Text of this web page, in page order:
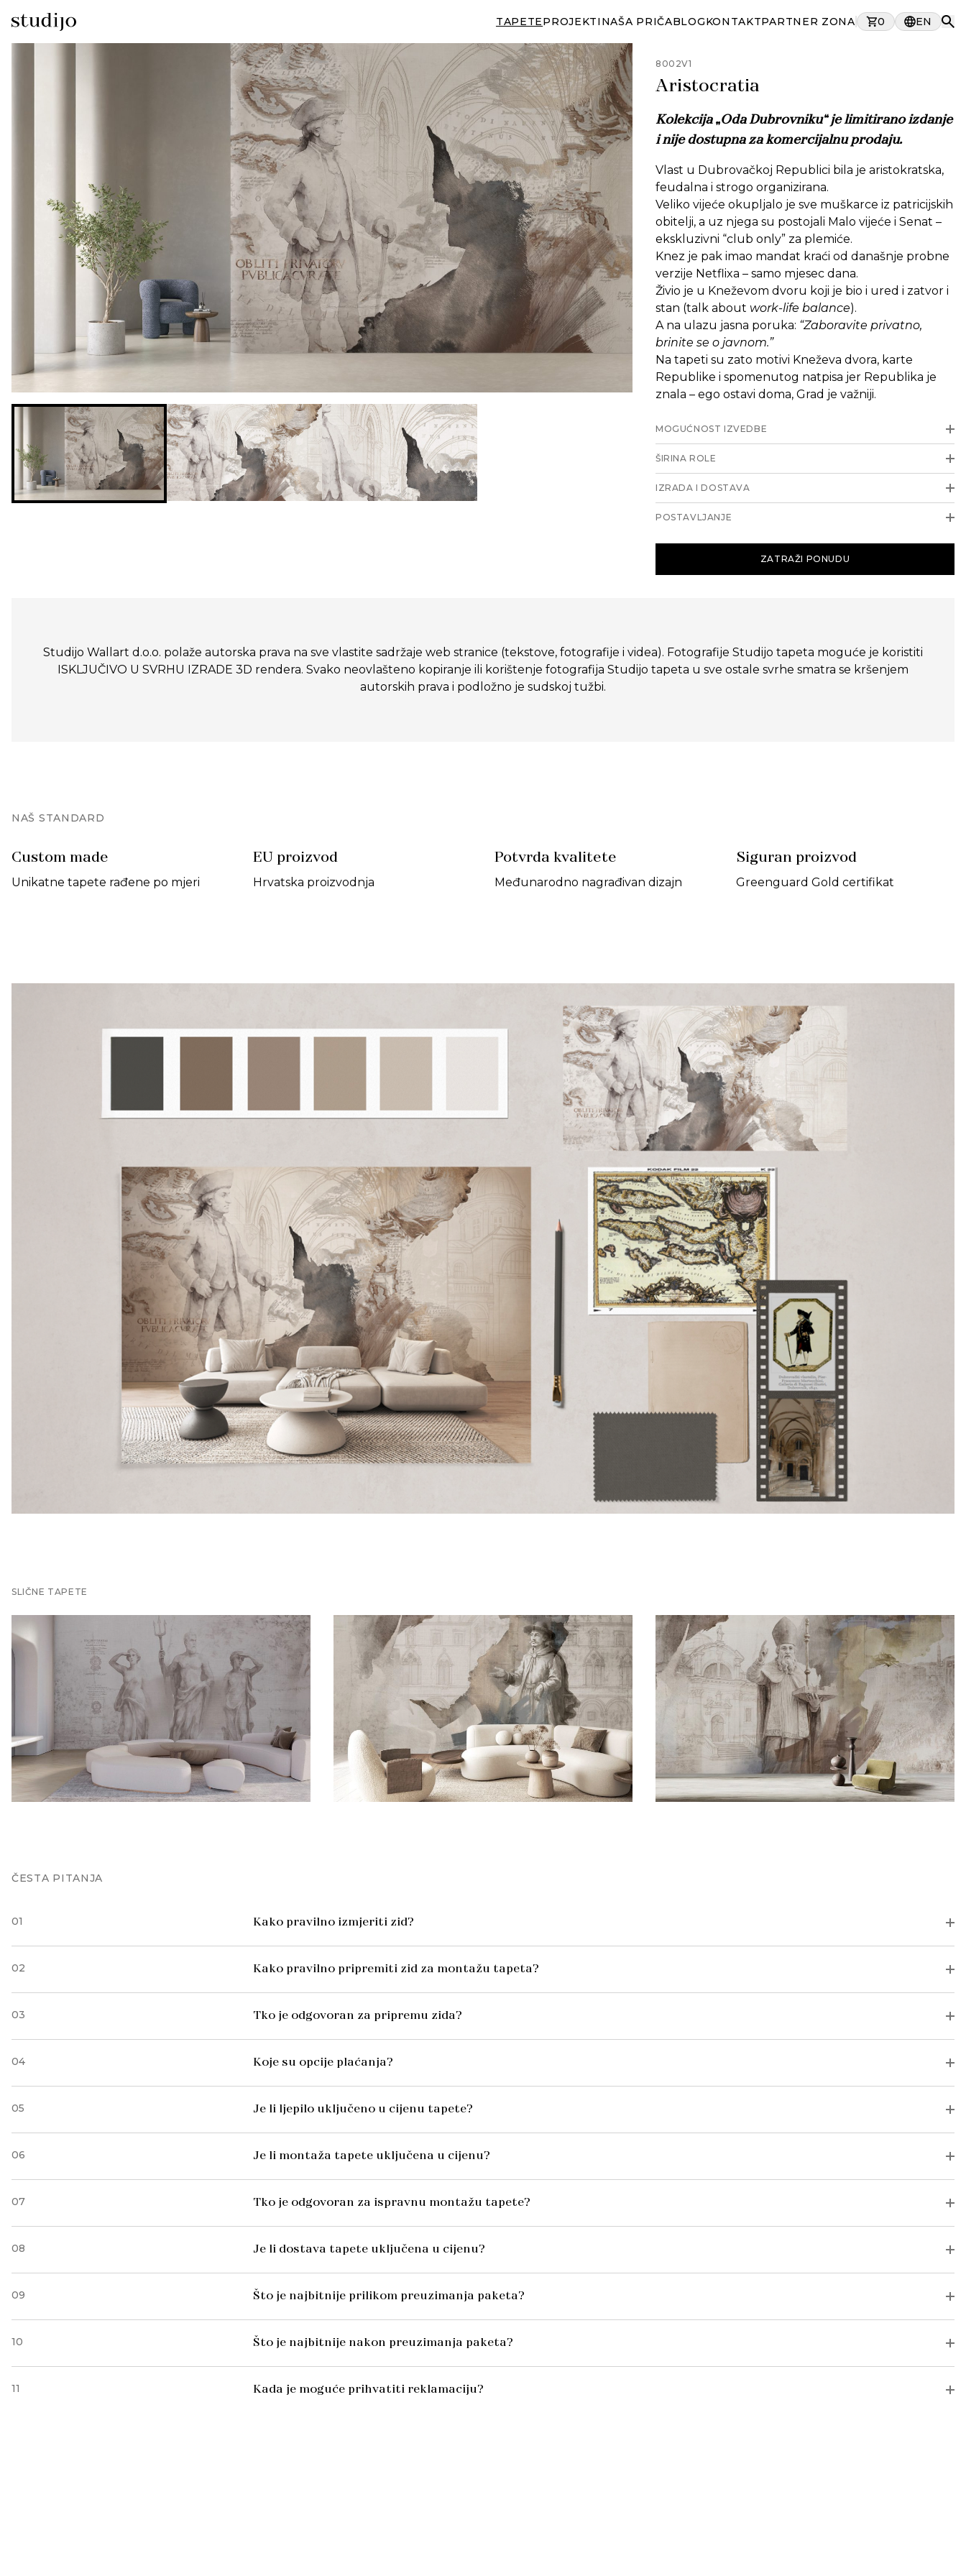
TAPETEPROJEKTINAŠA PRIČABLOGKONTAKTPARTNER ZONA 0 EN
8002V1
Aristocratia
Kolekcija „Oda Dubrovniku“ je limitirano izdanje
i nije dostupna za komercijalnu prodaju.
Vlast u Dubrovačkoj Republici bila je aristokratska,
feudalna i strogo organizirana.
Veliko vijeće okupljalo je sve muškarce iz patricijskih
obitelji, a uz njega su postojali Malo vijeće i Senat –
ekskluzivni “club only” za plemiće.
Knez je pak imao mandat kraći od današnje probne
verzije Netflixa – samo mjesec dana.
Živio je u Kneževom dvoru koji je bio i ured i zatvor i
stan (talk about work-life balance).
A na ulazu jasna poruka: “Zaboravite privatno,
brinite se o javnom.”
Na tapeti su zato motivi Kneževa dvora, karte
Republike i spomenutog natpisa jer Republika je
znala – ego ostavi doma, Grad je važniji.
MOGUĆNOST IZVEDBE
ŠIRINA ROLE
IZRADA I DOSTAVA
POSTAVLJANJE
ZATRAŽI PONUDU
Studijo Wallart d.o.o. polaže autorska prava na sve vlastite sadržaje web stranice (tekstove, fotografije i videa). Fotografije Studijo tapeta moguće je koristiti
ISKLJUČIVO U SVRHU IZRADE 3D rendera. Svako neovlašteno kopiranje ili korištenje fotografija Studijo tapeta u sve ostale svrhe smatra se kršenjem
autorskih prava i podložno je sudskoj tužbi.
NAŠ STANDARD
Custom made
Unikatne tapete rađene po mjeri
EU proizvod
Hrvatska proizvodnja
Potvrda kvalitete
Međunarodno nagrađivan dizajn
Siguran proizvod
Greenguard Gold certifikat
SLIČNE TAPETE
ČESTA PITANJA
01 Kako pravilno izmjeriti zid?
02 Kako pravilno pripremiti zid za montažu tapeta?
03 Tko je odgovoran za pripremu zida?
04 Koje su opcije plaćanja?
05 Je li ljepilo uključeno u cijenu tapete?
06 Je li montaža tapete uključena u cijenu?
07 Tko je odgovoran za ispravnu montažu tapete?
08 Je li dostava tapete uključena u cijenu?
09 Što je najbitnije prilikom preuzimanja paketa?
10 Što je najbitnije nakon preuzimanja paketa?
11 Kada je moguće prihvatiti reklamaciju?